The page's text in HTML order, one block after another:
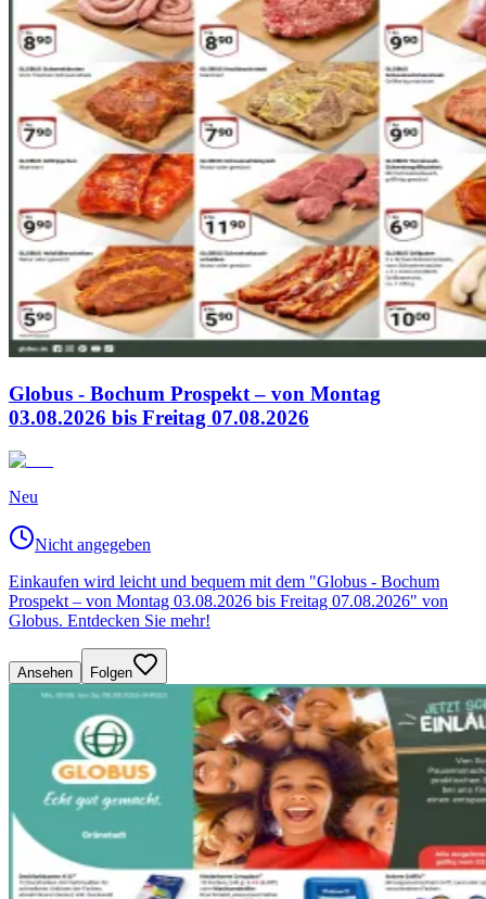
Globus - Bochum Prospekt – von Montag
03.08.2026 bis Freitag 07.08.2026
Neu
Nicht angegeben
Einkaufen wird leicht und bequem mit dem "Globus - Bochum
Prospekt – von Montag 03.08.2026 bis Freitag 07.08.2026" von
Globus. Entdecken Sie mehr!
Ansehen Folgen